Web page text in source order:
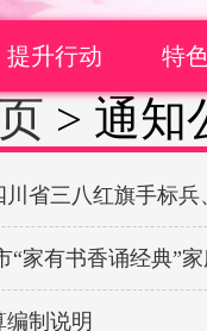
提升行动 特
> 通知
川省三八红旗手标
有书香诵经典”
编制说明